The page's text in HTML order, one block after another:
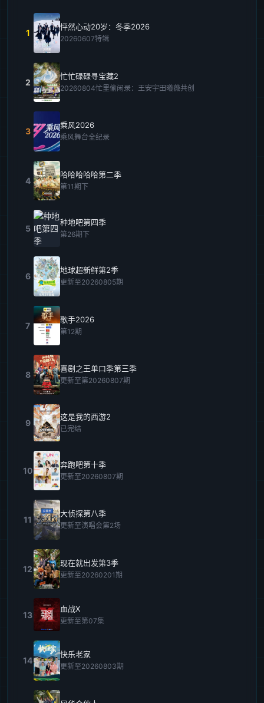
1
怦然心动20岁：冬季2026
20260607特辑
2
忙忙碌碌寻宝藏2
20260804忙里偷闲录：王安宇田曦薇共创
3
乘风2026
乘风舞台全纪录
4
哈哈哈哈哈第二季
第11期下
5
种地吧第四季
第26期下
6
地球超新鲜第2季
更新至20260805期
7
歌手2026
第12期
8
喜剧之王单口季第三季
更新至第20260807期
9
这是我的西游2
已完结
10
奔跑吧第十季
更新至20260807期
11
大侦探第八季
更新至演唱会第2场
12
现在就出发第3季
更新至20260201期
13
血战X
更新至第07集
14
快乐老家
更新至20260803期